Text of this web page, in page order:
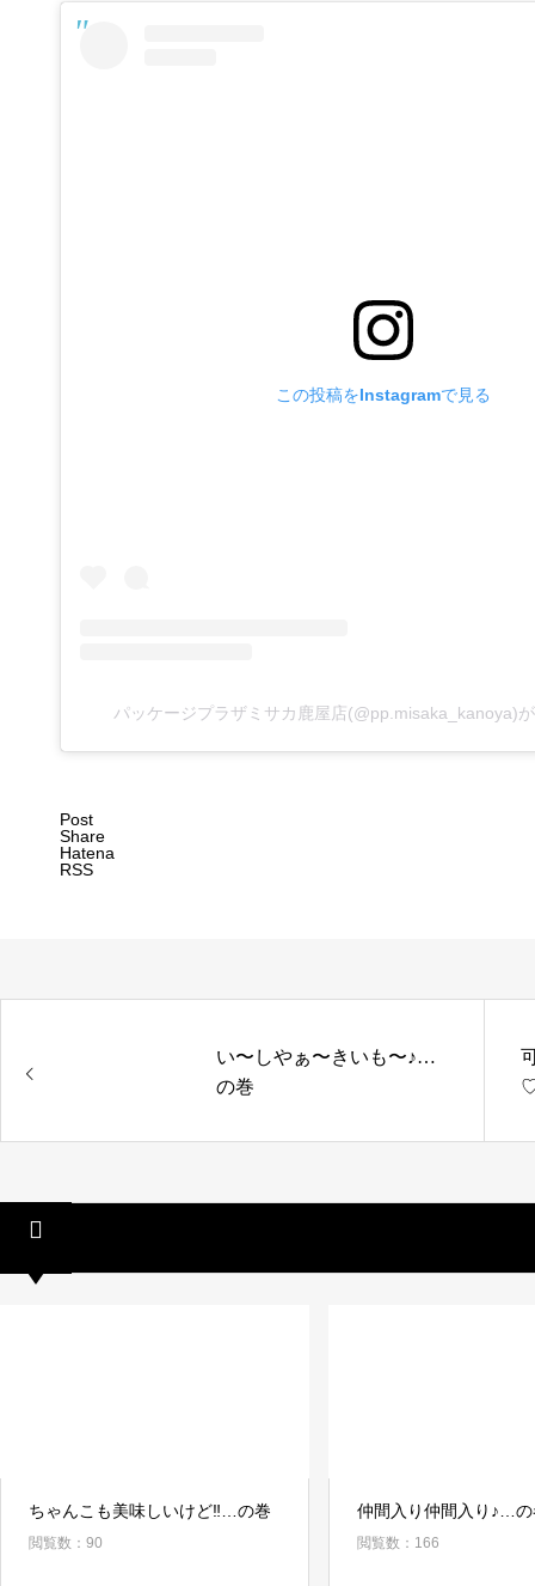
この投稿をInstagramで見る
パッケージプラザミサカ鹿屋店(@pp.misaka_kanoya)
Post
Share
Hatena
RSS
い〜しやぁ〜きいも〜♪…
の巻
ちゃんこも美味しいけど‼︎…の巻
閲覧数：90
仲間入り仲間入り♪…
閲覧数：166